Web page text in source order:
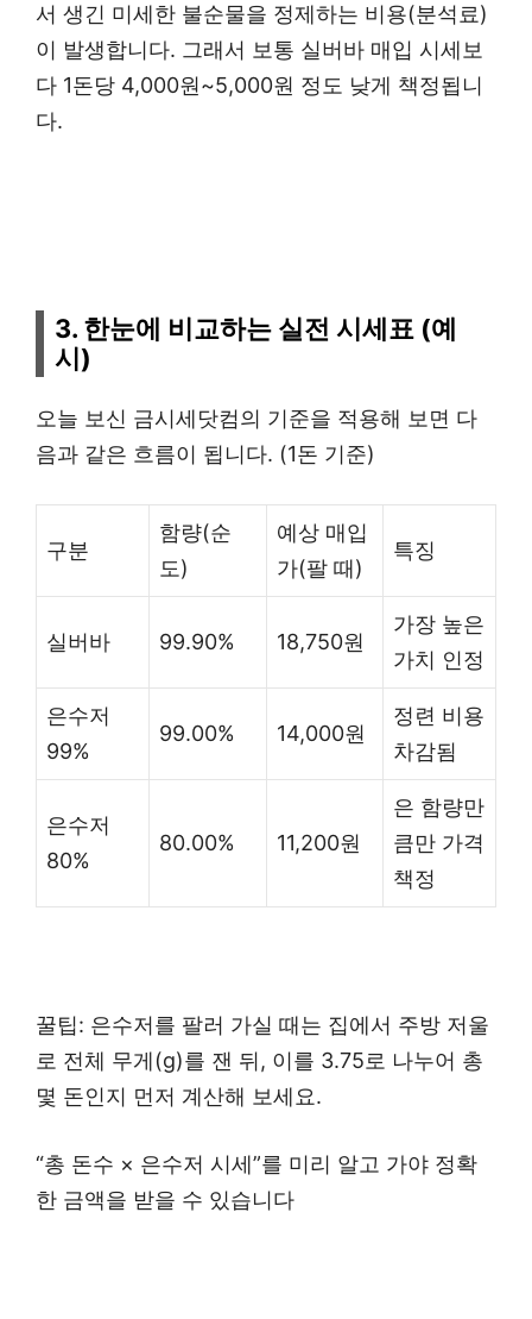
서 생긴 미세한 불순물을 정제하는 비용(분석료)
이 발생합니다. 그래서 보통 실버바 매입 시세보
다 1돈당 4,000원~5,000원 정도 낮게 책정됩니
다.
3. 한눈에 비교하는 실전 시세표 (예
시)
오늘 보신 금시세닷컴의 기준을 적용해 보면 다
음과 같은 흐름이 됩니다. (1돈 기준)
구분
함량(순
도)
예상 매입
가(팔 때)
특징
실버바 99.90% 18,750원
가장 높은
가치 인정
은수저
99%
99.00% 14,000원
정련 비용
차감됨
은수저
80%
80.00% 11,200원
은 함량만
큼만 가격
책정
꿀팁: 은수저를 팔러 가실 때는 집에서 주방 저울
로 전체 무게(g)를 잰 뒤, 이를 3.75로 나누어 총
몇 돈인지 먼저 계산해 보세요.
“총 돈수 × 은수저 시세”를 미리 알고 가야 정확
한 금액을 받을 수 있습니다